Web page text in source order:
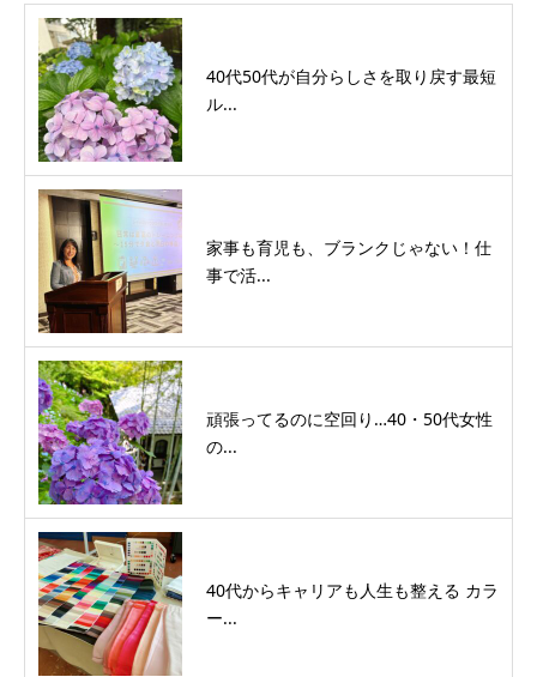
40代50代が自分らしさを取り戻す最短
ル...
家事も育児も、ブランクじゃない！仕
事で活...
頑張ってるのに空回り…40・50代女性
の...
40代からキャリアも人生も整える カラ
ー...